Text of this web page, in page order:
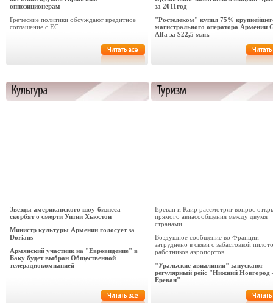
оппозиционерам
Греческие политики обсуждают кредитное
соглашение с ЕС
за 2011год
"Ростелеком" купил 75%
магистрального оператора Армении
Alfa за $22,5 млн.
Звезды американского шоу-бизнеса
скорбят о смерти Уитни Хьюстон
Министр культуры Армении голосует за
Dorians
Армянский участник на "Евровидение" в
Баку будет выбран Общественной
телерадиокомпанией
Ереван и Каир рассмотрят вопрос
прямого авиасообщения между двумя
странами
Воздушное сообщение во Франции
затруднено в связи с забастовкой
работников аэропортов
"Уральские авиалинии" запускают
регулярный рейс "Нижний Новгород
Ереван"